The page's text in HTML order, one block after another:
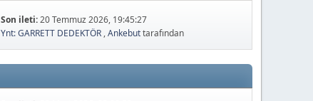
Son ileti:20 Temmuz 2026, 19:45:27
Ynt: GARRETT DEDEKTÖR,Ankebuttarafından